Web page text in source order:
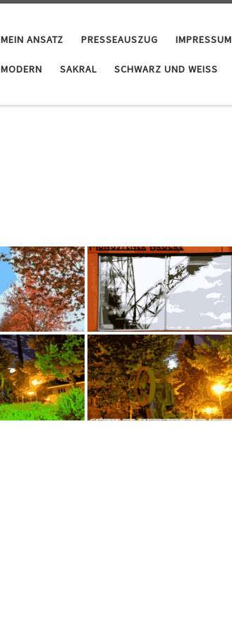
MEIN ANSATZ PRESSEAUSZUG IMPRESSUM
MODERN SAKRAL SCHWARZ UND WEISS